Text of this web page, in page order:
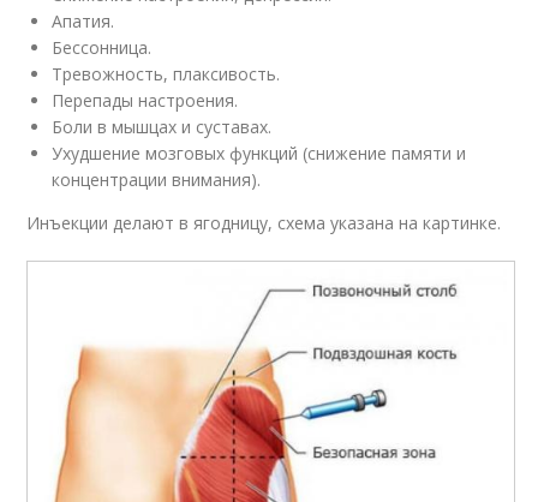
Апатия.
Бессонница.
Тревожность, плаксивость.
Перепады настроения.
Боли в мышцах и суставах.
Ухудшение мозговых функций (снижение памяти и
концентрации внимания).
Инъекции делают в ягодницу, схема указана на картинке.